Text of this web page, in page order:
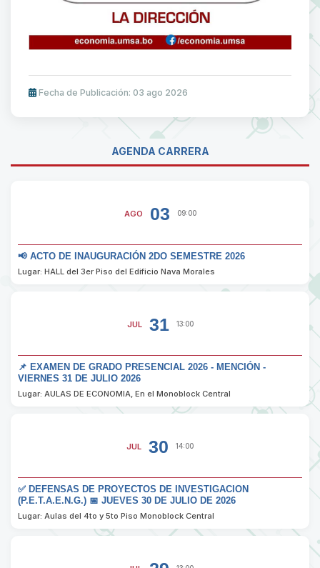
Fecha de Publicación: 03 ago 2026
AGENDA CARRERA
AGO 03 09:00
📢 ACTO DE INAUGURACIÓN 2DO SEMESTRE 2026
Lugar: HALL del 3er Piso del Edificio Nava Morales
JUL 31 13:00
📌 EXAMEN DE GRADO PRESENCIAL 2026 - MENCIÓN -
VIERNES 31 DE JULIO 2026
Lugar: AULAS DE ECONOMIA, En el Monoblock Central
JUL 30 14:00
✅ DEFENSAS DE PROYECTOS DE INVESTIGACION
(P.E.T.A.E.N.G.) 📅 JUEVES 30 DE JULIO DE 2026
Lugar: Aulas del 4to y 5to Piso Monoblock Central